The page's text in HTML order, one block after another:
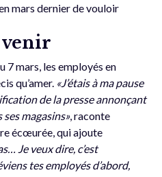
mars dernier de vouloir
venir
7 mars, les employés en
qu’amer. «J’étais à ma pause
de la presse annonçant
magasins», raconte
écœurée, qui ajoute
Je veux dire, c’est
tes employés d’abord,